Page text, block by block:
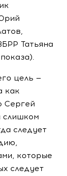
Татьяна
цель —
как
Сергей
слишком
следует
которые
следует